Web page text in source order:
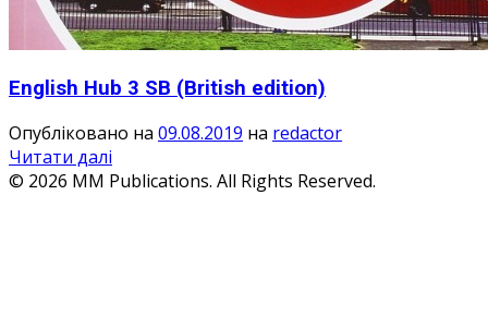
English Hub 3 SB (British edition)
Опубліковано на 09.08.2019 на redactor
Читати далі
© 2026 MM Publications. All Rights Reserved.